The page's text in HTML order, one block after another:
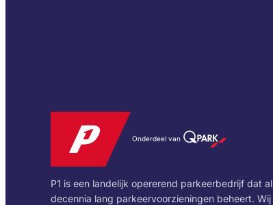
Onderdeel van
P1 is een landelijk opererend parkeerbedrijf dat al
decennia lang parkeervoorzieningen beheert. Wij